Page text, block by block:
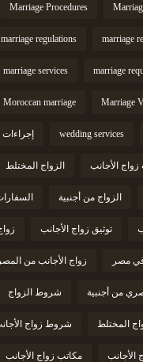
Marriage Procedures
marriage
marriage regulations
marriage
marriage services
Marriage
Moroccan marriage
wedding services إجراءات
زواج الأجانب الزواج المختلط
الزواج من أجنبية
توثيق زواج الأجانب
في مصر زواج الأجانب من
من أجنبية شروط الزواج
المختلط شروط زواج
الأجانب مكاتب زواج الأجانب